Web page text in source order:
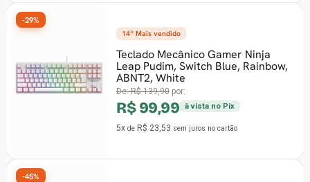
14º Mais vendido
Teclado Mecânico Gamer Ninja
Leap Pudim, Switch Blue, Rainbow,
ABNT2, White
De:R$ 139,90por:
R$ 99,99 à vista no Pix
5xde R$ 23,53sem juros no cartão
-29%
-45%